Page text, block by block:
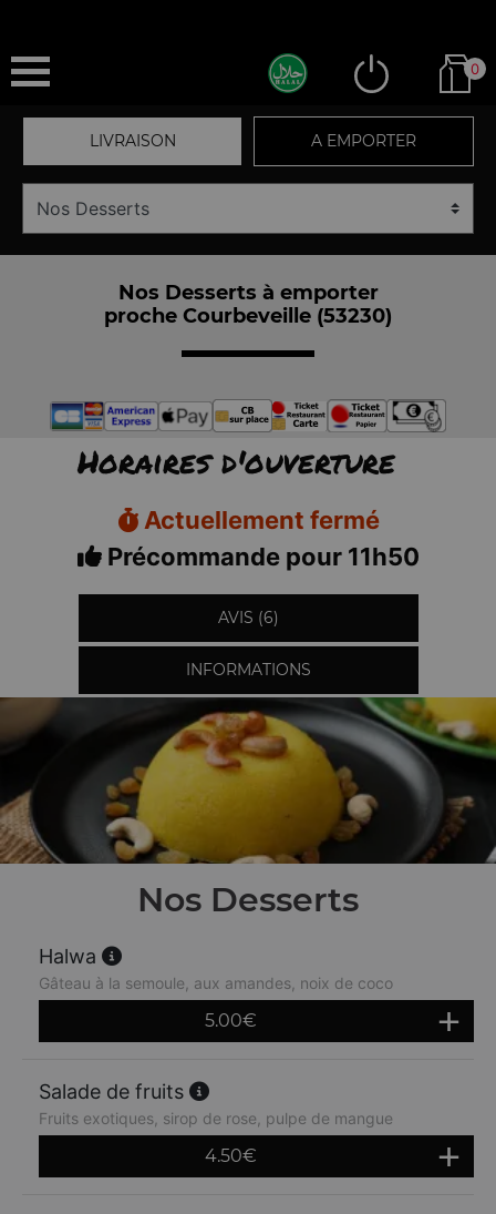
0
LIVRAISON A EMPORTER
Nos Desserts à emporter
proche Courbeveille (53230)
Horaires d'ouverture
Actuellement fermé
Précommande pour 11h50
AVIS (6)
INFORMATIONS
Nos Desserts
Halwa
Gâteau à la semoule, aux amandes, noix de coco
5.00€
Salade de fruits
Fruits exotiques, sirop de rose, pulpe de mangue
4.50€